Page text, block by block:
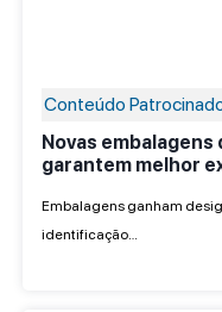
Conteúdo
Novas
garantem melhor
Embalagens ganham
identificação…